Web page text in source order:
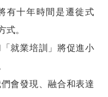
有十年時間是遷徙式
式。
就業培訓」將促進小
會發現、融合和表達